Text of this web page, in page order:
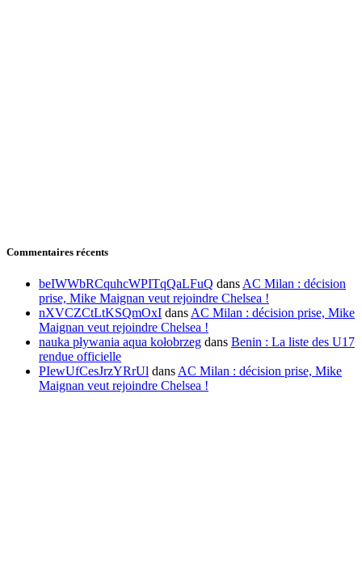
Commentaires récents
beIWWbRCquhcWPITqQaLFuQ dans AC Milan : décision
prise, Mike Maignan veut rejoindre Chelsea !
nXVCZCtLtKSQmOxI dans AC Milan : décision prise, Mike
Maignan veut rejoindre Chelsea !
nauka pływania aqua kołobrzeg dans Benin : La liste des U17
rendue officielle
PIewUfCesJrzYRrUl dans AC Milan : décision prise, Mike
Maignan veut rejoindre Chelsea !